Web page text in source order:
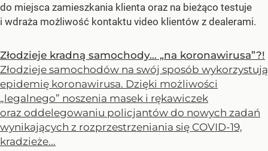
do miejsca zamieszkania klienta oraz na bieżąco testuje
i wdraża możliwość kontaktu video klientów z dealerami.
Złodzieje kradną samochody… „na koronawirusa”?!
Złodzieje samochodów na swój sposób wykorzystują
epidemię koronawirusa. Dzięki możliwości
„legalnego” noszenia masek i rękawiczek
oraz oddelegowaniu policjantów do nowych zadań
wynikających z rozprzestrzeniania się COVID-19,
kradzieże...